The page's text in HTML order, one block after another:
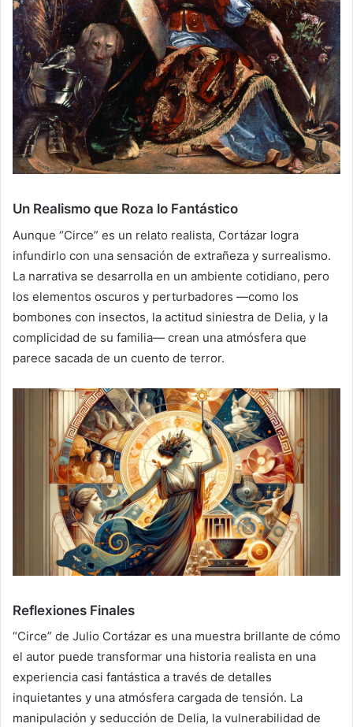
Un Realismo que Roza lo Fantástico
Aunque “Circe” es un relato realista, Cortázar logra
infundirlo con una sensación de extrañeza y surrealismo.
La narrativa se desarrolla en un ambiente cotidiano, pero
los elementos oscuros y perturbadores —como los
bombones con insectos, la actitud siniestra de Delia, y la
complicidad de su familia— crean una atmósfera que
parece sacada de un cuento de terror.
Reflexiones Finales
“Circe” de Julio Cortázar es una muestra brillante de cómo
el autor puede transformar una historia realista en una
experiencia casi fantástica a través de detalles
inquietantes y una atmósfera cargada de tensión. La
manipulación y seducción de Delia, la vulnerabilidad de